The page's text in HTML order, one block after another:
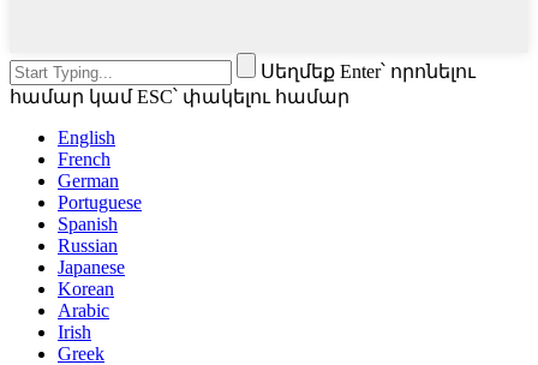
Սեղմեք Enter՝ որոնելու
համար կամ ESC՝ փակելու համար
English
French
German
Portuguese
Spanish
Russian
Japanese
Korean
Arabic
Irish
Greek